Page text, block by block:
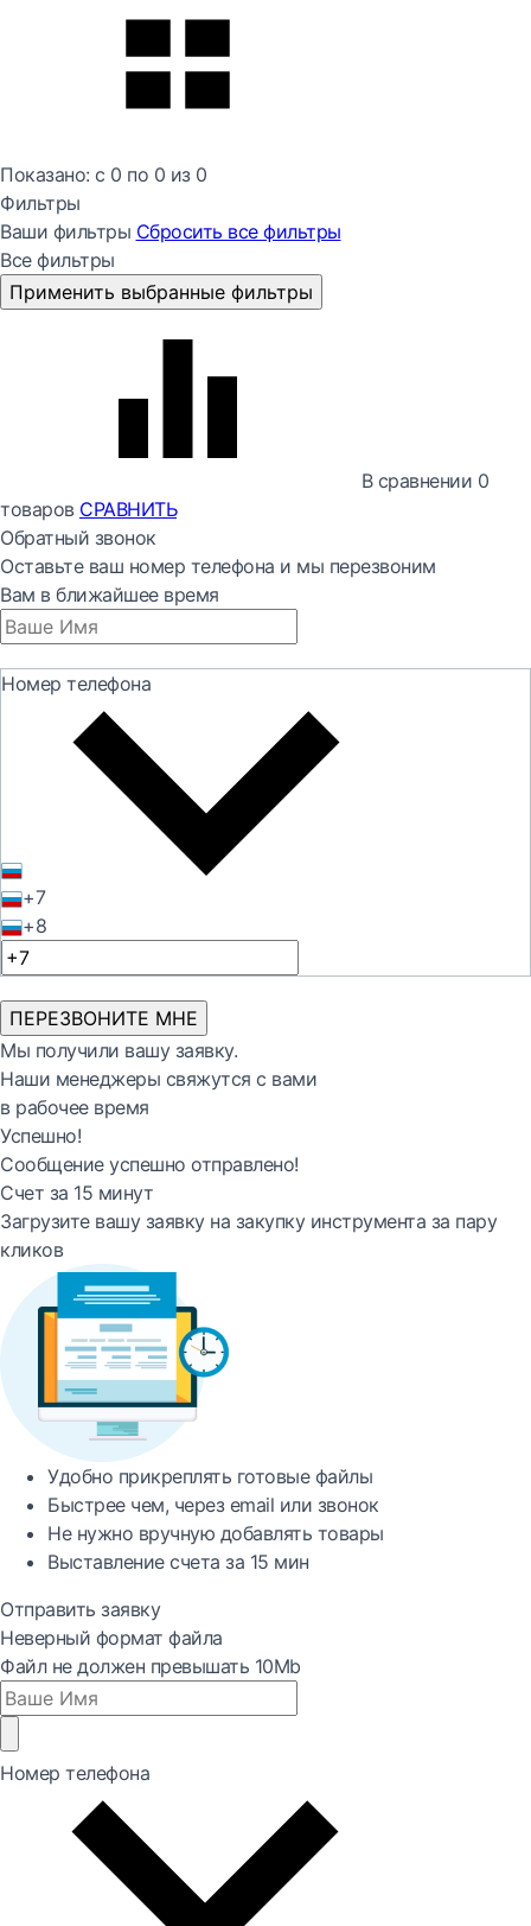
Показано: с 0 по 0 из 0
Фильтры
Ваши фильтры Сбросить все фильтры
Все фильтры
Применить выбранные фильтры
В сравнении 0
товаров СРАВНИТЬ
Обратный звонок
Оставьте ваш номер телефона и мы перезвоним
Вам в ближайшее время
Номер телефона
+7
+8
ПЕРЕЗВОНИТЕ МНЕ
Мы получили вашу заявку.
Наши менеджеры свяжутся с вами
в рабочее время
Успешно!
Сообщение успешно отправлено!
Счет за 15 минут
Загрузите вашу заявку на закупку инструмента за пару
кликов
Удобно прикреплять готовые файлы
Быстреечем, через email или звонок
Не нужно вручную добавлять товары
Выставление счета за 15 мин
Отправить заявку
Неверный формат файла
Файл не должен превышать 10Mb
Номер телефона